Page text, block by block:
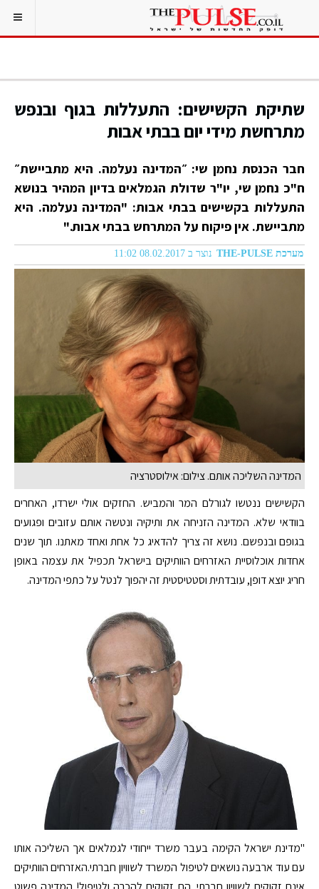
שתיקת הקשישים: התעללות בגוף ובנפש
מתרחשת מידי יום בבתי אבות
חבר הכנסת נחמן שי: ״המדינה נעלמה. היא מתביישת״
ח"כ נחמן שי, יו"ר שדולת הגמלאים בדיון המהיר בנושא
התעללות בקשישים בבתי אבות: "המדינה נעלמה. היא
מתביישת. אין פיקוח על המתרחש בבתי אבות."
מערכת THE-PULSE נוצר ב 08.02.2017 11:02
המדינה השליכה אותם. צילום: אילוסטרציה
הקשישים ננטשו לגורלם המר והמביש. החזקים אולי ישרדו, האחרים
בוודאי שלא. המדינה הזניחה את ותיקיה ונטשה אותם עזובים ופגועים
בגופם ובנפשם. נושא זה צריך להדאיג כל אחת ואחד מאתנו. תוך שנים
אחדות אוכלוסיית האזרחים הוותיקים בישראל תכפיל את עצמה באופן
חריג יוצא דופן, עובדתית וסטטיסטית זה יהפוך לנטל על כתפי המדינה.
"מדינת ישראל הקימה בעבר משרד ייחודי לגמלאים אך השליכה אותו
עם עוד ארבעה נושאים לטיפול המשרד לשוויון חברתי.האזרחים הוותיקים